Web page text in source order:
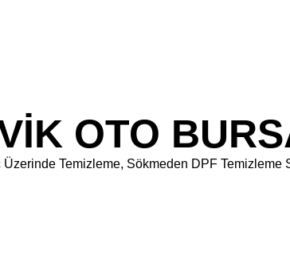
OTO
Temizleme, Sökmeden DPF Temizleme